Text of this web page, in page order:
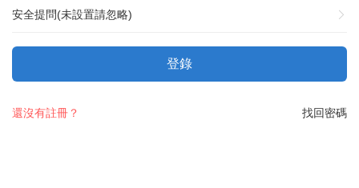
安全提問(未設置請忽略)
登錄
找回密碼
還沒有註冊？